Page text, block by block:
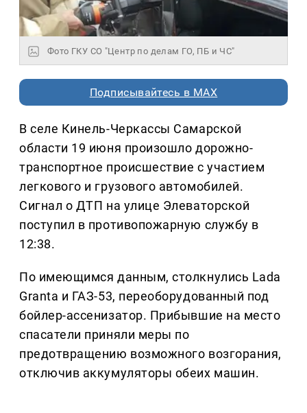
Фото ГКУ СО "Центр по делам ГО, ПБ и ЧС"
Подписывайтесь в MAX
В селе Кинель-Черкассы Самарской
области 19 июня произошло дорожно-
транспортное происшествие с участием
легкового и грузового автомобилей.
Сигнал о ДТП на улице Элеваторской
поступил в противопожарную службу в
12:38.
По имеющимся данным, столкнулись Lada
Granta и ГАЗ-53, переоборудованный под
бойлер-ассенизатор. Прибывшие на место
спасатели приняли меры по
предотвращению возможного возгорания,
отключив аккумуляторы обеих машин.